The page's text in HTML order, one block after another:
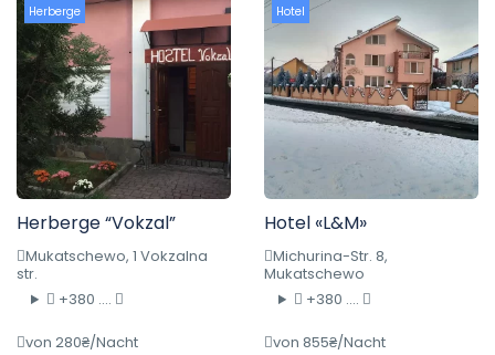
Herberge
Herberge “Vokzal”
Mukatschewo, 1 Vokzalna
str.
+380 ....
von 280₴/Nacht
Hotel
Hotel «L&M»
Michurina-Str. 8,
Mukatschewo
+380 ....
von 855₴/Nacht